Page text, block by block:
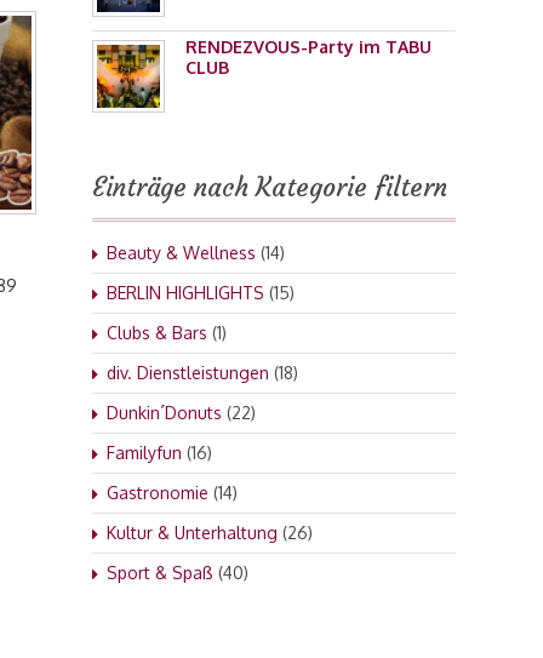
RENDEZVOUS-Party im TABU
CLUB
Einträge nach Kategorie filtern
Beauty & Wellness (14)
BERLIN HIGHLIGHTS (15)
Clubs & Bars (1)
div. Dienstleistungen (18)
Dunkin´Donuts (22)
Familyfun (16)
Gastronomie (14)
Kultur & Unterhaltung (26)
Sport & Spaß (40)